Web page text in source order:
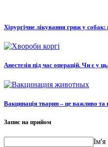
Хірургічне лікування гриж у
Анестезія під час операцій. Чи є у
Вакцинація тварин – це важливо та
Запис на прийом
Ім'я